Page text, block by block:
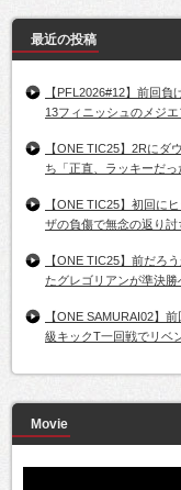
最近の投稿
【PFL2026#12】前回
13フィニッシュのメジエ
【ONE TIC25】2Rにダ
ち「正直、ラッキーだっ
【ONE TIC25】初回に
ザの負傷で無念の返り討
【ONE TIC25】前だろ
たグレゴリアンが準決勝
【ONE SAMURAI02】
級キックT一回戦でリベ
Movie